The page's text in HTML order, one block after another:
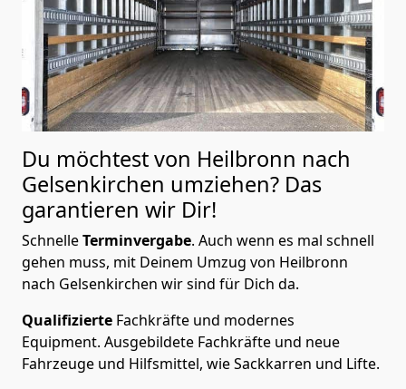
Du möchtest von Heilbronn nach
Gelsenkirchen umziehen? Das
garantieren wir Dir!
SchnelleTerminvergabe. Auch wenn es mal schnell
gehen muss, mit Deinem Umzug von Heilbronn
nach Gelsenkirchen wir sind für Dich da.
Qualifizierte Fachkräfte und modernes
Equipment. Ausgebildete Fachkräfte und neue
Fahrzeuge und Hilfsmittel, wie Sackkarren und Lifte.